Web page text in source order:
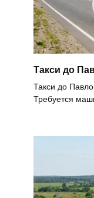
Такси до
Такси до
Требуется